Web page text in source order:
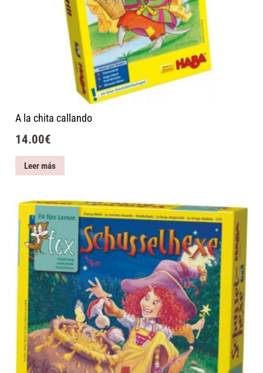
A la chita callando
14.00€
Leer más